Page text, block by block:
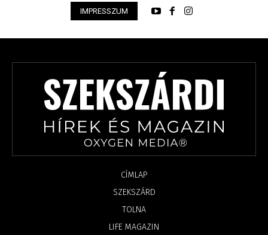
IMPRESSZUM
CÍMLAP
SZEKSZÁRD
TOLNA
LIFE MAGAZIN